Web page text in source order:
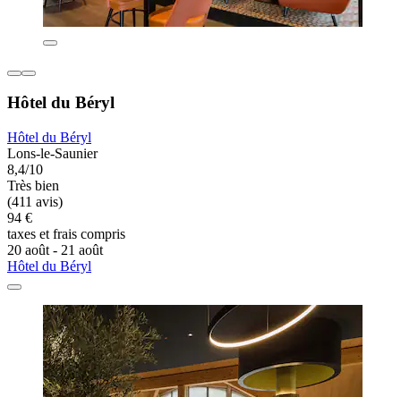
Hôtel du Béryl
Hôtel du Béryl
Lons-le-Saunier
8,4/10
Très bien
(411 avis)
94 €
taxes et frais compris
20 août - 21 août
Hôtel du Béryl